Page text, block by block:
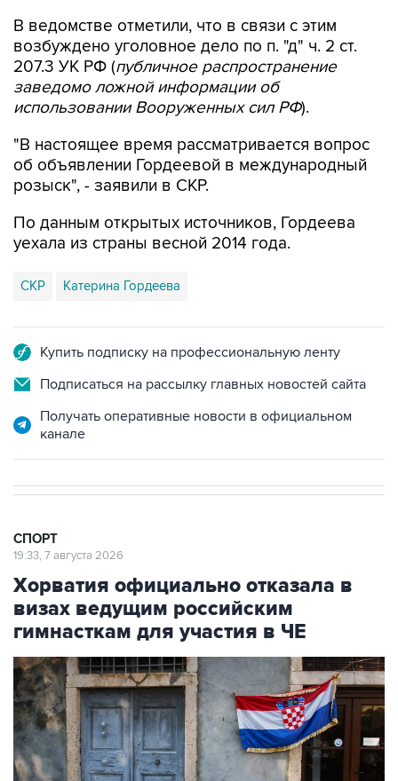
В ведомстве отметили, что в связи с этим
возбуждено уголовное дело по п. "д" ч. 2 ст.
207.3 УК РФ (публичное распространение
заведомо ложной информации об
использовании Вооруженных сил РФ).
"В настоящее время рассматривается вопрос
об объявлении Гордеевой в международный
розыск", - заявили в СКР.
По данным открытых источников, Гордеева
уехала из страны весной 2014 года.
СКР Катерина Гордеева
Купить подписку на профессиональную ленту
Подписаться на рассылку главных новостей сайта
Получать оперативные новости в официальном
канале
СПОРТ
19:33, 7 августа 2026
Хорватия официально отказала в
визах ведущим российским
гимнасткам для участия в ЧЕ